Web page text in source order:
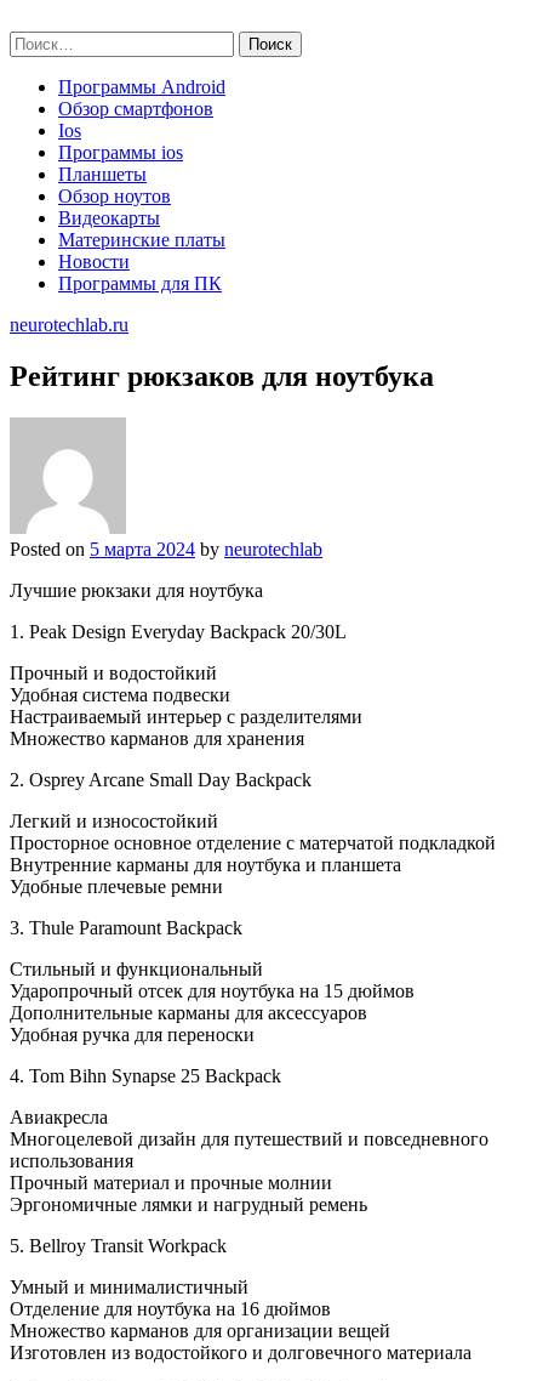
to
content
Найти:
Программы Android
Обзор смартфонов
Ios
Программы ios
Планшеты
Обзор ноутов
Видеокарты
Материнские платы
Новости
Программы для ПК
neurotechlab.ru
Рейтинг рюкзаков для ноутбука
Posted on 5 марта 2024 by neurotechlab
Лучшие рюкзаки для ноутбука
1. Peak Design Everyday Backpack 20/30L
Прочный и водостойкий
Удобная система подвески
Настраиваемый интерьер с разделителями
Множество карманов для хранения
2. Osprey Arcane Small Day Backpack
Легкий и износостойкий
Просторное основное отделение с матерчатой подкладкой
Внутренние карманы для ноутбука и планшета
Удобные плечевые ремни
3. Thule Paramount Backpack
Стильный и функциональный
Ударопрочный отсек для ноутбука на 15 дюймов
Дополнительные карманы для аксессуаров
Удобная ручка для переноски
4. Tom Bihn Synapse 25 Backpack
Авиакресла
Многоцелевой дизайн для путешествий и повседневного
использования
Прочный материал и прочные молнии
Эргономичные лямки и нагрудный ремень
5. Bellroy Transit Workpack
Умный и минималистичный
Отделение для ноутбука на 16 дюймов
Множество карманов для организации вещей
Изготовлен из водостойкого и долговечного материала